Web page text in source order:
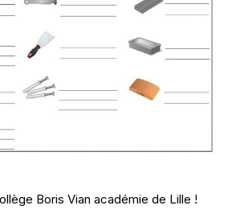
Boris Vian académie de Lille !